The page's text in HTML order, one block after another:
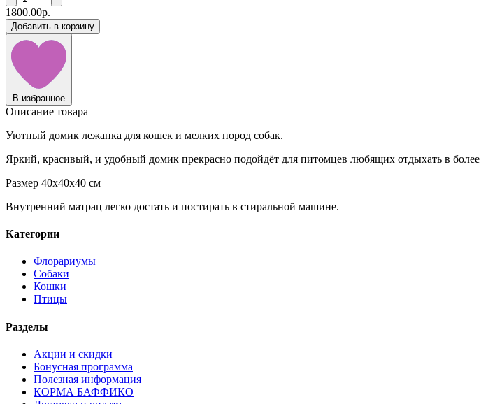
1800.00р.
Добавить в корзину
В избранное
Описание товара
Уютный домик лежанка для кошек и мелких пород собак.
Яркий, красивый, и удобный домик прекрасно подойдёт для питомцев любящих отдыхать в
Размер 40х40х40 см
Внутренний матрац легко достать и постирать в стиральной машине.
Категории
Флорариумы
Собаки
Кошки
Птицы
Разделы
Акции и скидки
Бонусная программа
Полезная информация
КОРМА БАФФИКО